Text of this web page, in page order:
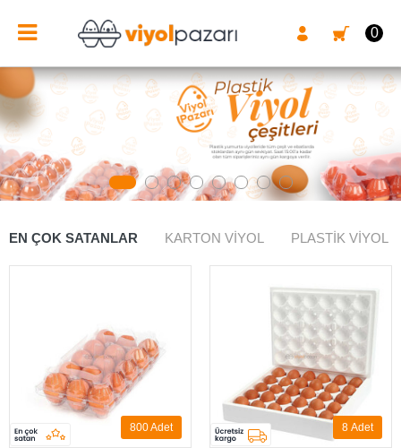
0
EN ÇOK SATANLAR KARTON VIYOL PLASTIK VIYOL
800 Adet 8 Adet